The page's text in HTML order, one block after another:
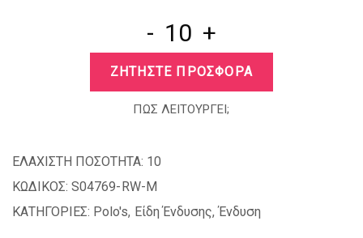
- +
ΖΗΤΗΣΤΕ ΠΡΟΣΦΟΡΑ
ΠΩΣ ΛΕΙΤΟΥΡΓΕΙ;
ΕΛΑΧΙΣΤΗ ΠΟΣΟΤΗΤΑ: 10
ΚΩΔΙΚΟΣ: S04769-RW-M
ΚΑΤΗΓΟΡΙΕΣ: Polo's, Είδη Ένδυσης,Ένδυση